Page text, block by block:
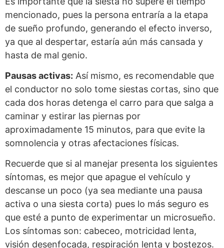
mencionado, pues la persona entraría a la etapa
de sueño profundo, generando el efecto inverso,
ya que al despertar, estaría aún más cansada y
hasta de mal genio.
Pausas activas: Así mismo, es recomendable que
el conductor no solo tome siestas cortas, sino que
cada dos horas detenga el carro para que salga a
caminar y estirar las piernas por
aproximadamente 15 minutos, para que evite la
somnolencia y otras afectaciones físicas.
Recuerde que si al manejar presenta los siguientes
síntomas, es mejor que apague el vehículo y
descanse un poco (ya sea mediante una pausa
activa o una siesta corta) pues lo más seguro es
que esté a punto de experimentar un microsueño.
Los síntomas son: cabeceo, motricidad lenta,
visión desenfocada, respiración lenta y bostezos.